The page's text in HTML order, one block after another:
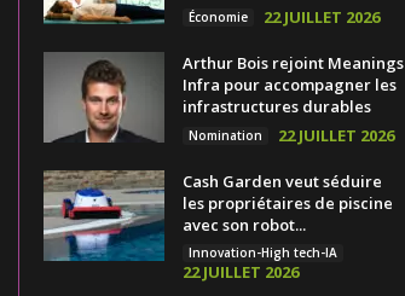
Économie 22 JUILLET 2026
Arthur Bois rejoint Meanings
Infra pour accompagner les
infrastructures durables
Nomination 22 JUILLET 2026
Cash Garden veut séduire
les propriétaires de piscine
avec son robot...
Innovation-High tech-IA
22 JUILLET 2026